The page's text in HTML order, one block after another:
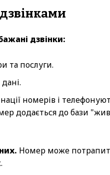
дзвінки:
та послуги.
номерів і
додається до бази
Номер може